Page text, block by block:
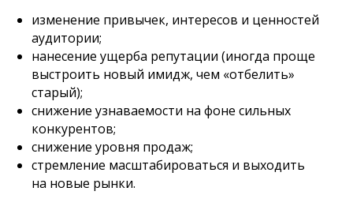
изменение привычек, интересов и ценностей
аудитории;
нанесение ущерба репутации (иногда проще
выстроить новый имидж, чем «отбелить»
старый);
снижение узнаваемости на фоне сильных
конкурентов;
снижение уровня продаж;
стремление масштабироваться и выходить
на новые рынки.